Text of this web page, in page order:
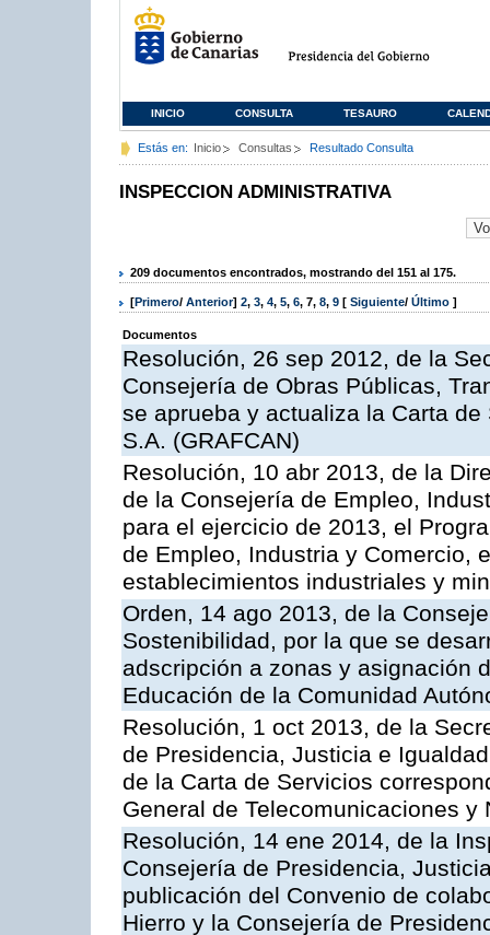
INICIO CONSULTA TESAURO
Estás en: Inicio Consultas Resultado Consulta
INSPECCION ADMINISTRATIVA
209 documentos encontrados, mostrando del 151 al 175.
[Primero/ Anterior] 2, 3, 4, 5, 6, 7, 8, 9 [ Siguiente/ Último ]
Documentos
Resolución, 26 sep 2012, de la
Consejería de Obras Públicas,
se aprueba y actualiza la Carta
S.A. (GRAFCAN)
Resolución, 10 abr 2013, de la
de la Consejería de Empleo,
para el ejercicio de 2013, el
de Empleo, Industria y Comercio,
establecimientos industriales y
Orden, 14 ago 2013, de la
Sostenibilidad, por la que se
adscripción a zonas y asignación
Educación de la Comunidad
Resolución, 1 oct 2013, de la
de Presidencia, Justicia e
de la Carta de Servicios
General de Telecomunicaciones y
Resolución, 14 ene 2014, de la
Consejería de Presidencia,
publicación del Convenio de
Hierro y la Consejería de